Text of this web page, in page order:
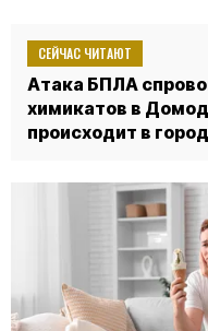
СЕЙЧАС ЧИТАЮТ
Атака БПЛА
химикатов в
происходит в